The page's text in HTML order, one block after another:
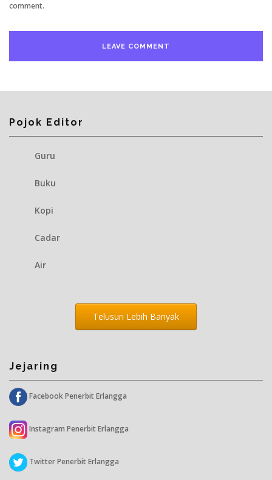
comment.
Pojok Editor
Guru
Buku
Kopi
Cadar
Air
Telusuri Lebih Banyak
Jejaring
Facebook Penerbit Erlangga
Instagram Penerbit Erlangga
Twitter Penerbit Erlangga